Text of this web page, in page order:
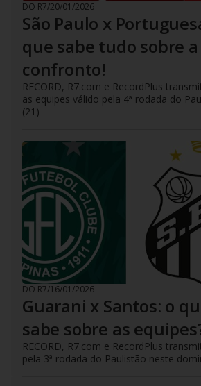
DO R7/20/01/2026
São Paulo x
que sabe tudo sobre
confronto!
RECORD, R7.com e RecordPlus
as equipes válido pela 4ª rodada do
(21)
DO R7/16/01/2026
Guarani x Santos: o
sabe sobre as
RECORD, R7.com e RecordPlus
pela 3ª rodada do Paulistão neste